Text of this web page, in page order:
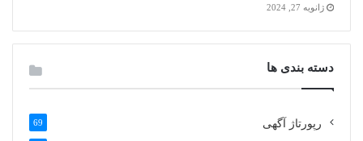
ژانویه 27, 2024
دسته بندی ها
رپورتاژ آگهی 69